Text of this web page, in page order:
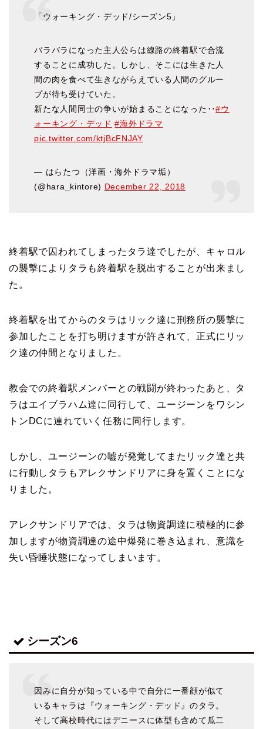
「ウォーキング・デッド/シーズン5」
バラバラになった主人公らは線路の終着駅で合流
することに成功した。しかし、そこには生きた人
間の肉を食べて生きながらえている人間のグルー
プが待ち受けていた。
新たな人間同士の争いが始まることになった‥#ウ
ォーキング・デッド #海外ドラマ
pic.twitter.com/ktjBcFNJAY
— はらたつ（洋画・海外ドラマ垢）
(@hara_kintore) December 22, 2018
終着駅で囚われてしまったタラ達でしたが、キャロル
の襲撃により タラも終着駅を脱出することが出来まし
た。
終着駅を出てからのタラはリック達に刑務所の襲撃に
参加したことを打ち明けますが許されて、正式にリッ
ク達の仲間となりました。
教会での終着駅メンバーとの戦闘が終わったあと、タ
ラはエイブラハム達に 同行して、ユージーンをワシン
トンDCに連れていく任務に同行します。
しかし、ユージーンの嘘が発覚してまたリック達と共
に行動し タラもアレクサンドリアに身を置くことにな
りました。
アレクサンドリアでは、タラは物資調達に積極的に参
加しますが物資調達の途中爆発に巻き込まれ、意識を
失い昏睡状態になってしまいます。
シーズン6
因みに自分が知っている中で自分に一番顔が似て
いるキャラは『ウォーキング・デッド』のタラ。
そして高校時代にはデニースに体型も含めて瓜二